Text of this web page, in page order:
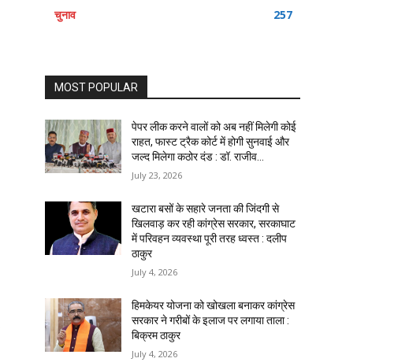
चुनाव
257
MOST POPULAR
पेपर लीक करने वालों को अब नहीं मिलेगी कोई
राहत, फास्ट ट्रैक कोर्ट में होगी सुनवाई और
जल्द मिलेगा कठोर दंड : डॉ. राजीव...
July 23, 2026
खटारा बसों के सहारे जनता की जिंदगी से
खिलवाड़ कर रही कांग्रेस सरकार, सरकाघाट
में परिवहन व्यवस्था पूरी तरह ध्वस्त : दलीप
ठाकुर
July 4, 2026
हिमकेयर योजना को खोखला बनाकर कांग्रेस
सरकार ने गरीबों के इलाज पर लगाया ताला :
बिक्रम ठाकुर
July 4, 2026